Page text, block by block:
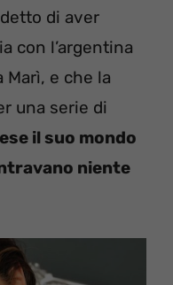
di aver
con l’argentina
Marì, e che la
una serie di
il suo mondo
niente